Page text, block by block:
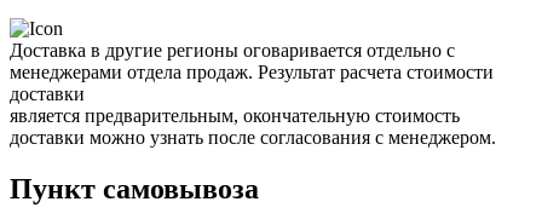
Доставка в другие регионы оговаривается отдельно с
менеджерами отдела продаж. Результат расчета стоимости
доставки
является предварительным, окончательную стоимость
доставки можно узнать после согласования с менеджером.
Пункт самовывоза